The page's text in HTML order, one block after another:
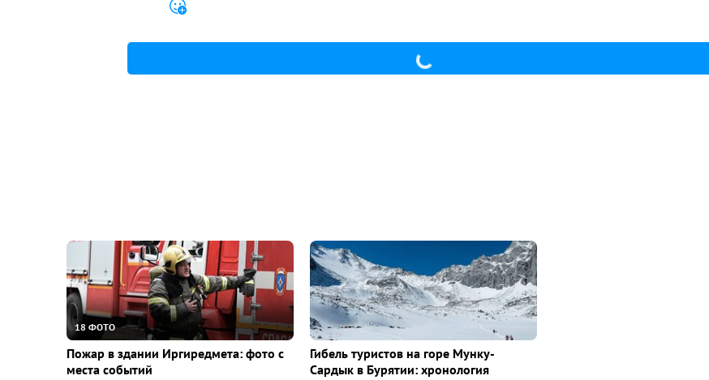
18 ФОТО
Пожар в здании Иргиредмета: фото с
места событий
Гибель туристов на горе Мунку-
Сардык в Бурятии: хронология